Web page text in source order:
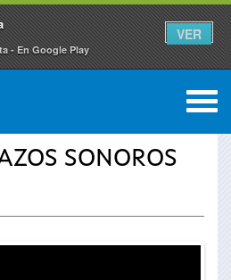
- En Google Play
VER
0
SONOROS